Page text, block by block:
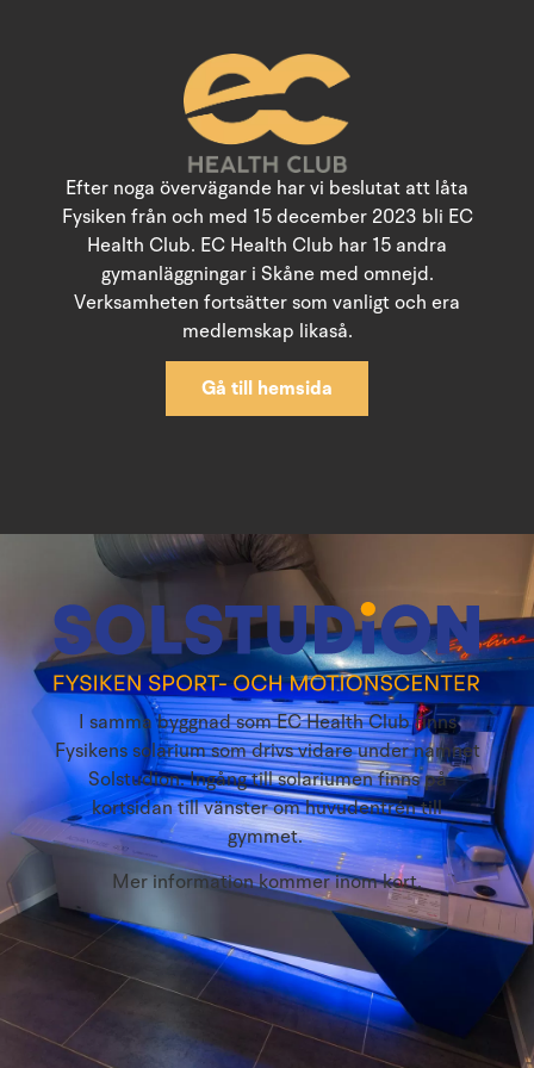
Efter noga övervägande har vi beslutat att låta
Fysiken från och med 15 december 2023 bli EC
Health Club. EC Health Club har 15 andra
gymanläggningar i Skåne med omnejd.
Verksamheten fortsätter som vanligt och era
medlemskap likaså.
Gå till hemsida
I samma byggnad som EC Health Club finns
Fysikens solarium som drivs vidare under namnet
Solstudion. Ingång till solariumen finns på
kortsidan till vänster om huvudentrén till
gymmet.
Mer information kommer inom kort.